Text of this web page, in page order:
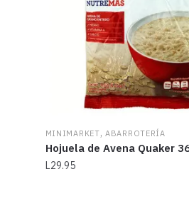
MINIMARKET,ABARROTERÍA
Hojuela de Avena Quaker
L29.95